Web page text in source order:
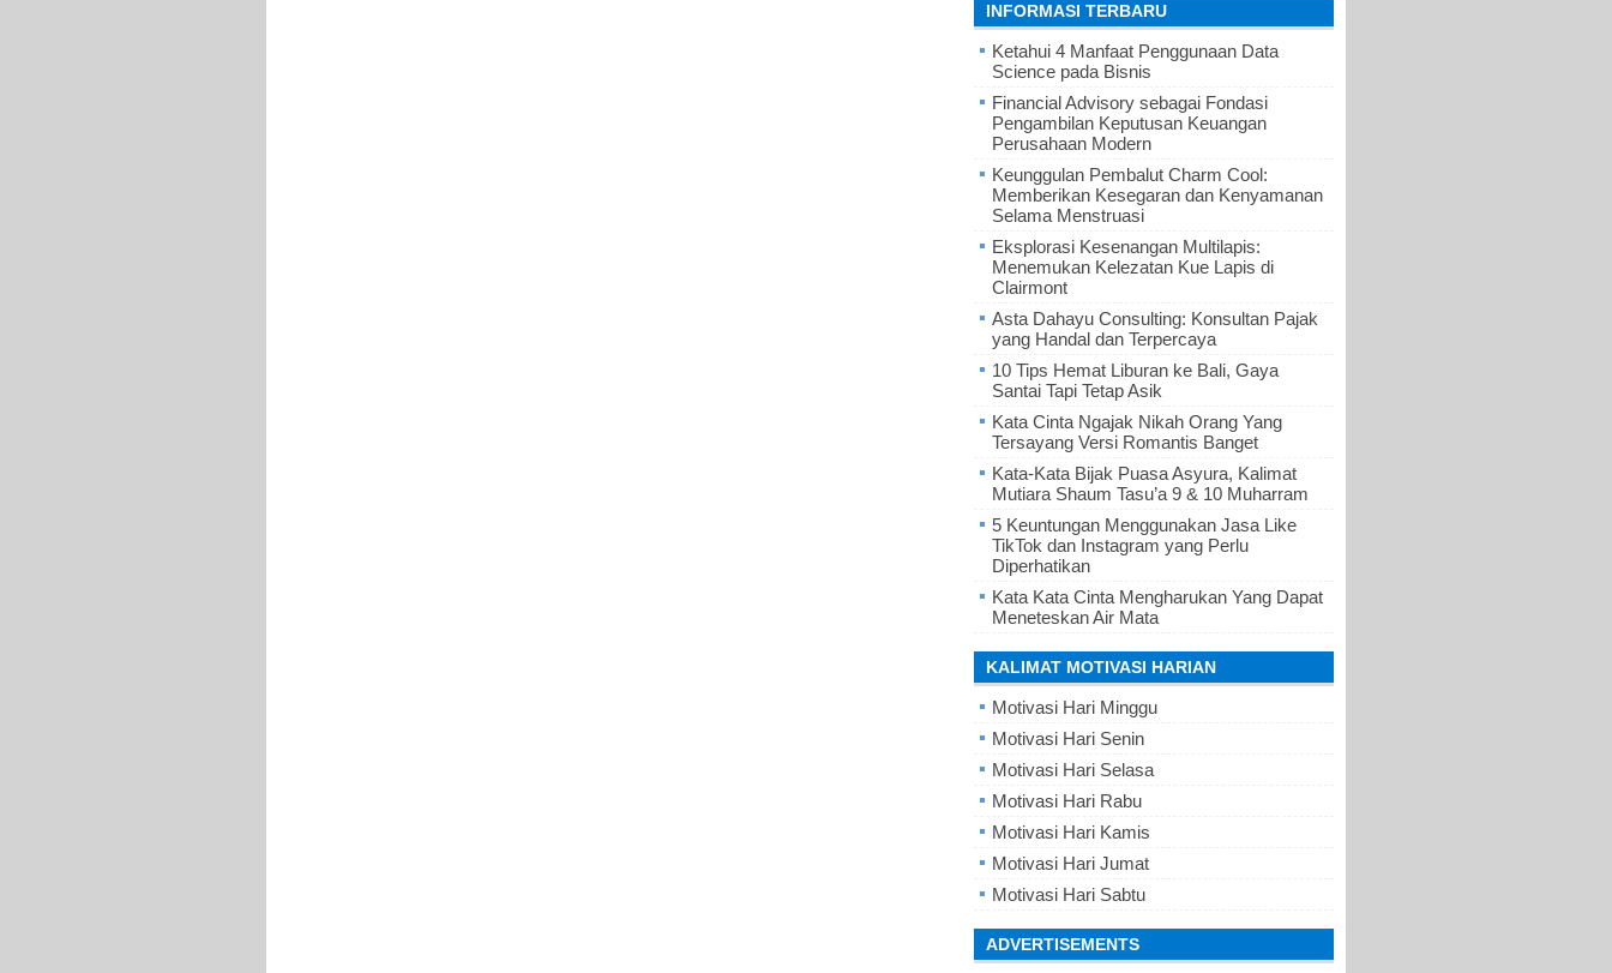
INFORMASI TERBARU
Ketahui 4 Manfaat Penggunaan Data
Science pada Bisnis
Financial Advisory sebagai Fondasi
Pengambilan Keputusan Keuangan
Perusahaan Modern
Keunggulan Pembalut Charm Cool:
Memberikan Kesegaran dan Kenyamanan
Selama Menstruasi
Eksplorasi Kesenangan Multilapis:
Menemukan Kelezatan Kue Lapis di
Clairmont
Asta Dahayu Consulting: Konsultan Pajak
yang Handal dan Terpercaya
10 Tips Hemat Liburan ke Bali, Gaya
Santai Tapi Tetap Asik
Kata Cinta Ngajak Nikah Orang Yang
Tersayang Versi Romantis Banget
Kata-Kata Bijak Puasa Asyura, Kalimat
Mutiara Shaum Tasu’a 9 & 10 Muharram
5 Keuntungan Menggunakan Jasa Like
TikTok dan Instagram yang Perlu
Diperhatikan
Kata Kata Cinta Mengharukan Yang Dapat
Meneteskan Air Mata
KALIMAT MOTIVASI HARIAN
Motivasi Hari Minggu
Motivasi Hari Senin
Motivasi Hari Selasa
Motivasi Hari Rabu
Motivasi Hari Kamis
Motivasi Hari Jumat
Motivasi Hari Sabtu
ADVERTISEMENTS